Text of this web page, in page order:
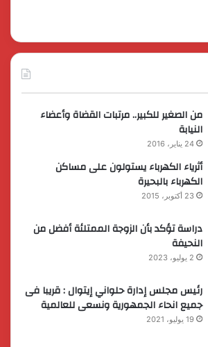
من الصغير للكبير.. مرتبات القضاة وأعضاء
النيابة
24 يناير، 2016
أثرياء الكهرباء يستولون على مساكن
الكهرباء بالبحيرة
23 أكتوبر، 2015
دراسة تؤكد بأن الزوجة الممتلئة أفضل من
النحيفة
2 يوليو، 2023
رئيس مجلس إدارة حلواني إيتوال : قريبا فى
جميع انحاء الجمهورية ونسعى للعالمية
19 يوليو، 2021